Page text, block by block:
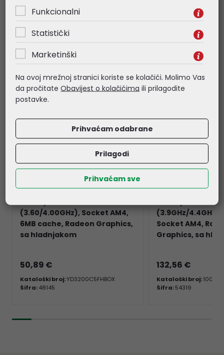
Povezani proizvodi
(3.60/4.00GHz), Socket AM4,
6MB cache, Radeon Graphics,
sa hladnjakom
50,89 €
Kataloški broj:YD3200C5FHBOX
Šifra:48145
AMD Ryzen 5
(3.9GHz/4.4GHz),
Socket AM4,
Graphics, sa
132,56 €
Kataloški broj:100-
Šifra:54319
Funkcionalni
Statistički
Marketinški
Na ovoj mrežnoj stranici koriste se kolačići. Molimo Vas
da pročitateObavijest o kolačićima ili prilagodite
postavke.
Prihvaćam odabrane
Prilagodi
Prihvaćam sve